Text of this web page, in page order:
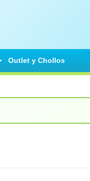
Outlet y Chollos